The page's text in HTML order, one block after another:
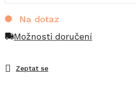
Zeptat se
Na dotaz
Možnosti doručení